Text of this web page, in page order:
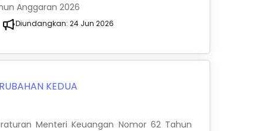
Anggaran 2026
Diundangkan:24 Jun 2026
KEDUA
Menteri Keuangan Nomor 62 Tahun